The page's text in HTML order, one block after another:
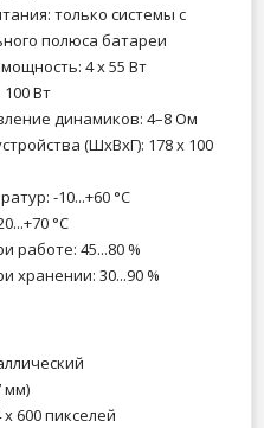
только системы с
полюса батареи
4 x 55 Вт
Вт
динамиков: 4–8 Ом
(ШxВxГ): 178 x 100
-10...+60 °С
°С
работе: 45...80 %
хранении: 30...90 %
мм)
600 пикселей